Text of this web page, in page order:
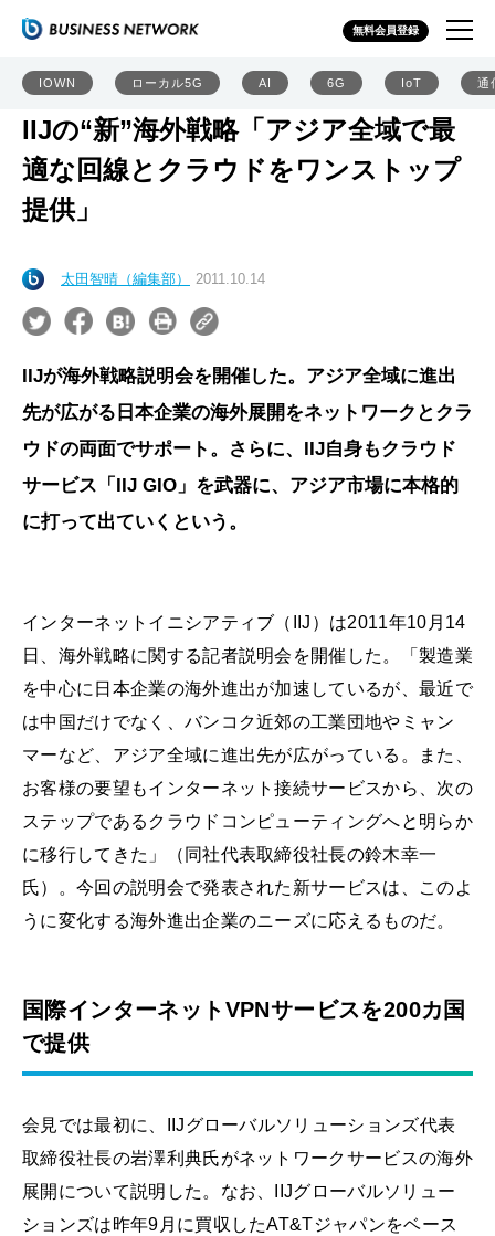
無料会員登録
IOWN ローカル5G AI 6G IoT 通
IIJの“新”海外戦略「アジア全域で最
適な回線とクラウドをワンストップ
提供」
太田智晴（編集部） 2011.10.14
IIJが海外戦略説明会を開催した。アジア全域に進出
先が広がる日本企業の海外展開をネットワークとクラ
ウドの両面でサポート。さらに、IIJ自身もクラウド
サービス「IIJ GIO」を武器に、アジア市場に本格的
に打って出ていくという。
インターネットイニシアティブ（IIJ）は2011年10月14
日、海外戦略に関する記者説明会を開催した。「製造業
を中心に日本企業の海外進出が加速しているが、最近で
は中国だけでなく、バンコク近郊の工業団地やミャン
マーなど、アジア全域に進出先が広がっている。また、
お客様の要望もインターネット接続サービスから、次の
ステップであるクラウドコンピューティングへと明らか
に移行してきた」（同社代表取締役社長の鈴木幸一
氏）。今回の説明会で発表された新サービスは、このよ
うに変化する海外進出企業のニーズに応えるものだ。
国際インターネットVPNサービスを200カ国
で提供
会見では最初に、IIJグローバルソリューションズ代表
取締役社長の岩澤利典氏がネットワークサービスの海外
展開について説明した。なお、IIJグローバルソリュー
ションズは昨年9月に買収したAT&Tジャパンをベース